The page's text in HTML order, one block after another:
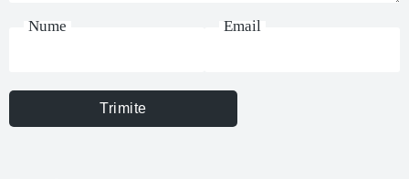
Nume Email
Trimite